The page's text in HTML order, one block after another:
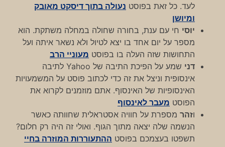
לעד. כל זאת בפוסט נעולה בתוך דיסקט מאובק
ומיושן
יוסי חי עם ענת, בחורה שחולה במחלה משתקת. הוא
מספר על יום אחד בו יצא לטיול ולא נשאר איתה ועל
התחושות שזה העלה בו בפוסט מעוניי הרב
דני
שמע על הפיכת התיבה של Yahoo לתיבה
אינסופית וניצל את זה כדי לכתוב פוסט על המשמעויות
האינסופיות של האינסוף. אתם מוזמנים לקרוא את
הפוסט מעבר לאינסוף
וזהר מספרת על חוויה אסטראלית שחוותה כאשר
הנשמה שלה יצאה מתוך הגוף. ואולי זה היה רק חלום?
תשפטו בעצמכם בפוסט ההתעוררות המוזרה בחיי